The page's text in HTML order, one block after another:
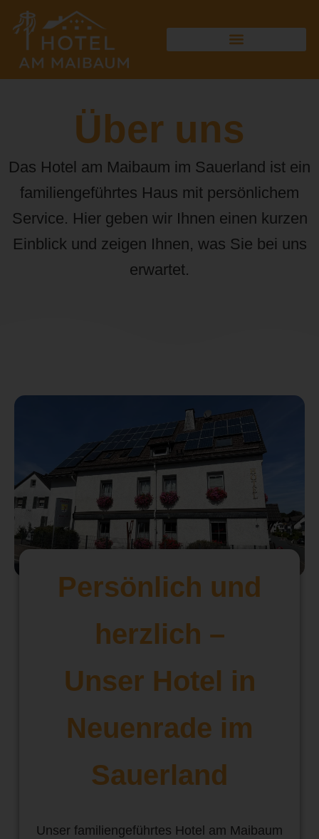
Über uns
Das Hotel am Maibaum im Sauerland ist ein
familiengeführtes Haus mit persönlichem
Service. Hier geben wir Ihnen einen kurzen
Einblick und zeigen Ihnen, was Sie bei uns
erwartet.
Persönlich und
herzlich –
Unser Hotel in
Neuenrade im
Sauerland
Unser familiengeführtes Hotel am Maibaum